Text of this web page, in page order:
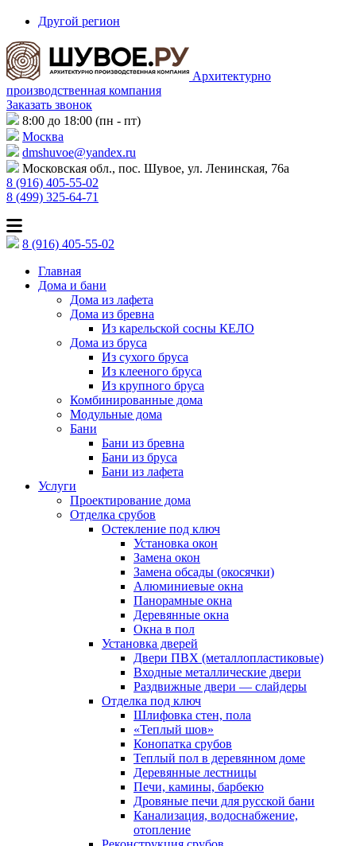
Другой регион
Архитектурно
производственная компания
Заказать звонок
8:00 до 18:00 (пн - пт)
Москва
dmshuvoe@yandex.ru
Московская обл., пос. Шувое, ул. Ленинская, 76а
8 (916) 405-55-02
8 (499) 325-64-71
8 (916) 405-55-02
Главная
Дома и бани
Дома из лафета
Дома из бревна
Из карельской сосны КЕЛО
Дома из бруса
Из сухого бруса
Из клееного бруса
Из крупного бруса
Комбинированные дома
Модульные дома
Бани
Бани из бревна
Бани из бруса
Бани из лафета
Услуги
Проектирование дома
Отделка срубов
Остекление под ключ
Установка окон
Замена окон
Замена обсады (окосячки)
Алюминиевые окна
Панорамные окна
Деревянные окна
Окна в пол
Установка дверей
Двери ПВХ (металлопластиковые)
Входные металлические двери
Раздвижные двери — слайдеры
Отделка под ключ
Шлифовка стен, пола
«Теплый шов»
Конопатка срубов
Теплый пол в деревянном доме
Деревянные лестницы
Печи, камины, барбекю
Дровяные печи для русской бани
Канализация, водоснабжение,
отопление